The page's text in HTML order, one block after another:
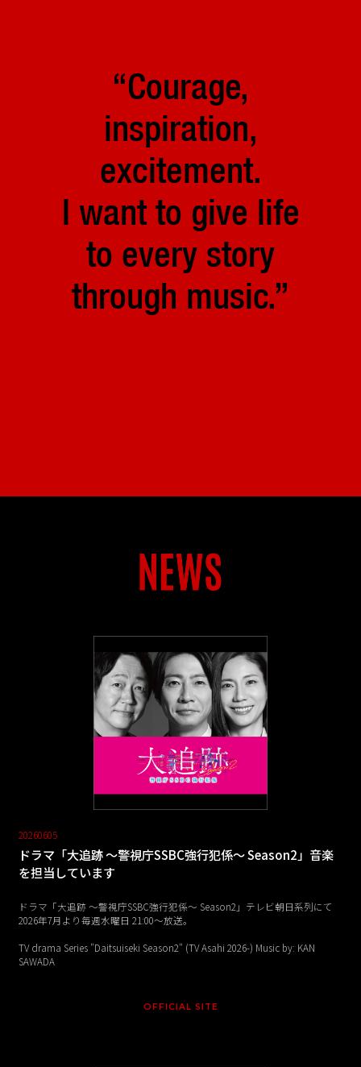
“Courage,
inspiration,
excitement.
I want to give life
to every story
through music.”
20260605
ドラマ「大追跡 ～警視庁SSBC強行犯係～ Season2」音楽
を担当しています
ドラマ「大追跡 ～警視庁SSBC強行犯係～ Season2」テレビ朝日系列にて
2026年7月より毎週水曜日 21:00〜放送。
TV drama Series "Daitsuiseki Season2" (TV Asahi 2026-) Music by: KAN
SAWADA
OFFICIAL SITE